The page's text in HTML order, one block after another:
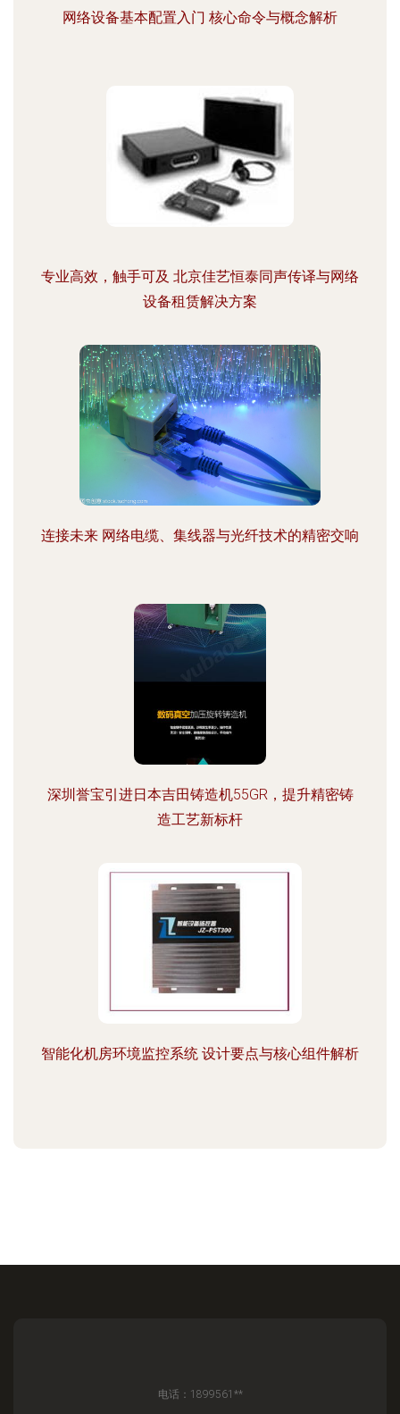
网络设备基本配置入门 核心命令与概念解析
专业高效，触手可及 北京佳艺恒泰同声传译与网络
设备租赁解决方案
连接未来 网络电缆、集线器与光纤技术的精密交响
深圳誉宝引进日本吉田铸造机55GR，提升精密铸
造工艺新标杆
智能化机房环境监控系统 设计要点与核心组件解析
电话：1899561**